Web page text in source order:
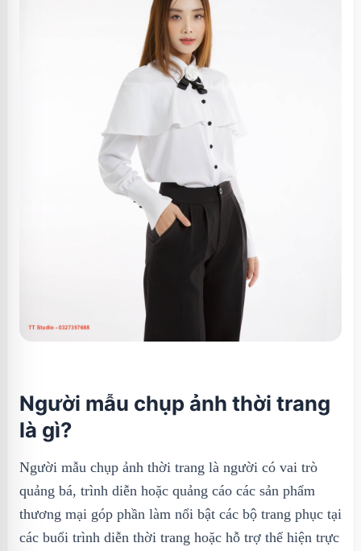
Người mẫu chụp ảnh thời trang
là gì?
Người mẫu chụp ảnh thời trang là người có vai trò
quảng bá, trình diễn hoặc quảng cáo các sản phẩm
thương mại góp phần làm nổi bật các bộ trang phục tại
các buổi trình diễn thời trang hoặc hỗ trợ thể hiện trực